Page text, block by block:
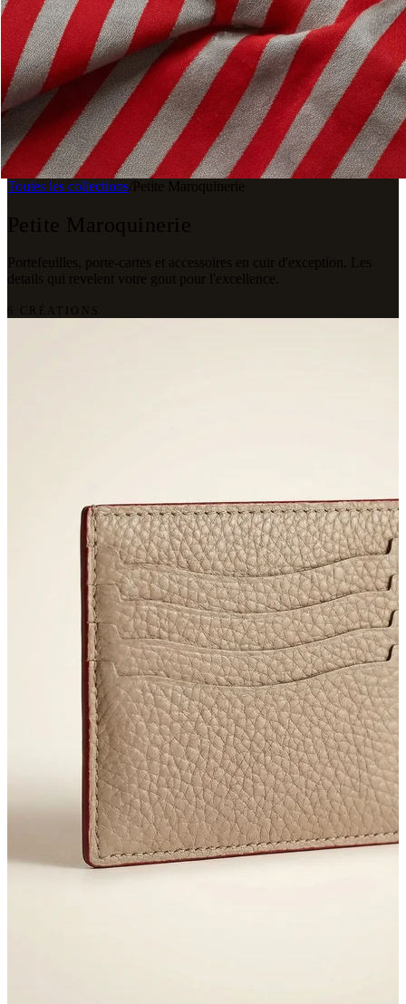
Toutes les collections Petite Maroquinerie
Petite Maroquinerie
Portefeuilles, porte-cartes et accessoires en cuir d'exception. Les
details qui revelent votre gout pour l'excellence.
6 CRÉATIONS